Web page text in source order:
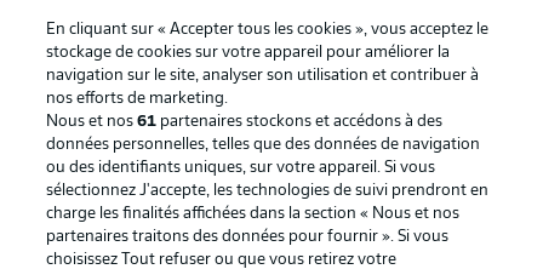
La publicité Conditions d’utilisation des
En cliquant sur « Accepter tous les cookies », vous acceptez le
stockage de cookies sur votre appareil pour améliorer la
navigation sur le site, analyser son utilisation et contribuer à
nos efforts de marketing.
Nous et nos61 partenaires stockons et accédons à des
données personnelles, telles que des données de navigation
ou des identifiants uniques, sur votre appareil. Si vous
sélectionnez J'accepte, les technologies de suivi prendront en
charge les finalités affichées dans la section « Nous et nos
partenaires traitons des données pour fournir ». Si vous
choisissez Tout refuser ou que vous retirez votre